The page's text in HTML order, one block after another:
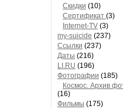
Скидки (10)
Сертификат (3)
Internet-TV (3)
my-suicide (237)
Ссылки (237)
Даты (216)
LI.RU (196)
Фотографии (185)
Космос. Архив
(16)
Фильмы (175)